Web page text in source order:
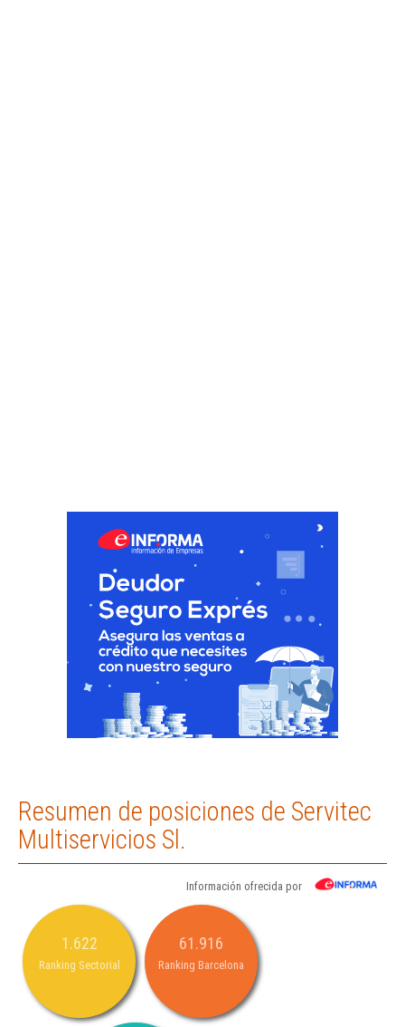
Resumen de posiciones de Servitec
Multiservicios Sl.
Información ofrecida por
1.622
Ranking Sectorial
61.916
Ranking Barcelona